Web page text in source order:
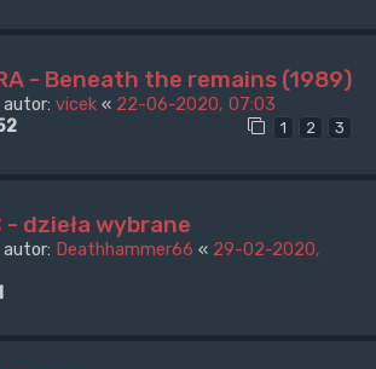
- Beneath the remains (1989)
vicek « 22-06-2020, 07:03
1 2 3
- dzieła wybrane
Deathhammer66 « 29-02-2020,